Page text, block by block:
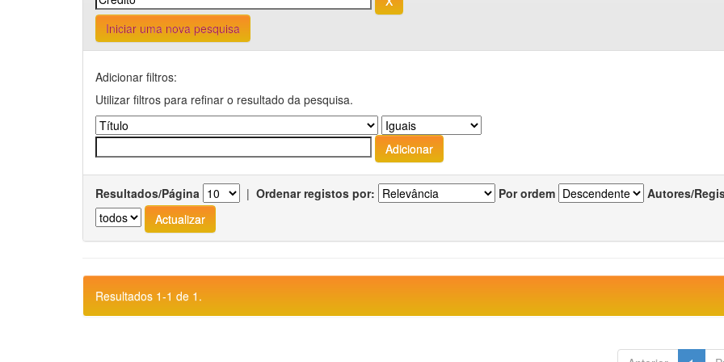
Iniciar uma nova pesquisa
Adicionar filtros:
Utilizar filtros para refinar o resultado da pesquisa.
Resultados/Página | Ordenar registos por: Por ordem Autores/
Resultados 1-1 de 1.